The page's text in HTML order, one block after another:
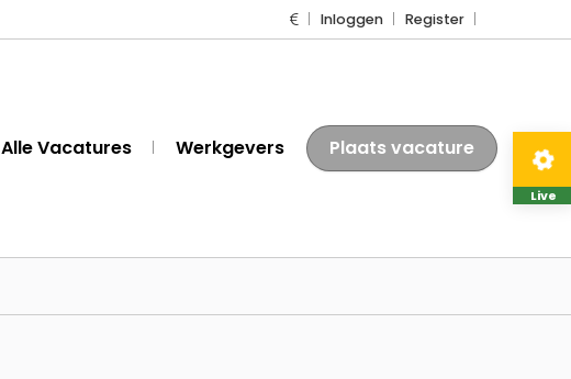
Inloggen Register
Alle Vacatures Werkgevers Plaats vacature
Live